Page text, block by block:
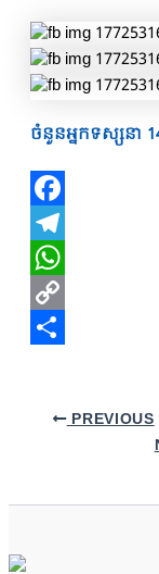
ចំនួនអ្នកទស្សនា
Facebook
Telegram
WhatsApp
Copy
PREVIOUS